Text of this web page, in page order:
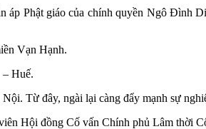
Phật giáo của chính quyền Ngô Đình
Vạn Hạnh.
Huế.
Từ đây, ngài lại càng đẩy mạnh sự
Hội đồng Cố vấn Chính phủ Lâm thời